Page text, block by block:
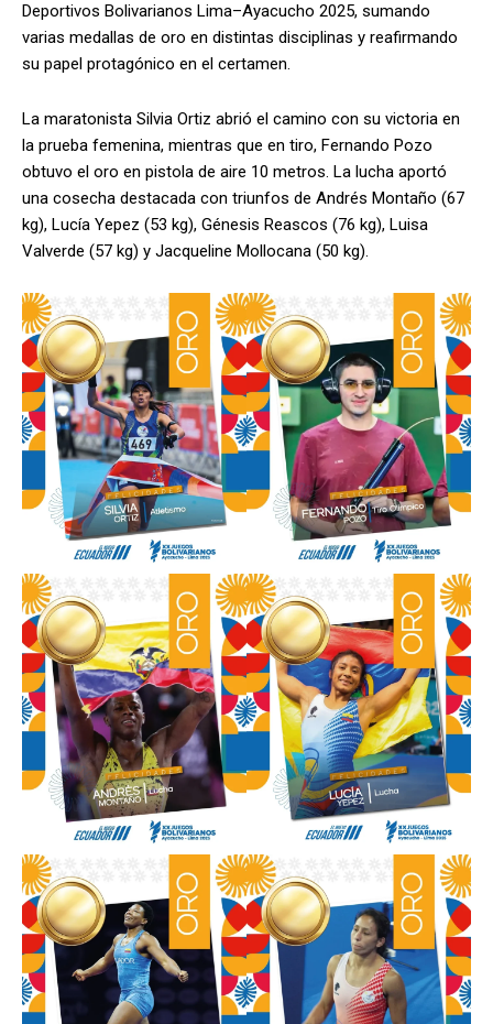
Deportivos Bolivarianos Lima–Ayacucho 2025, sumando
varias medallas de oro en distintas disciplinas y reafirmando
su papel protagónico en el certamen.
La maratonista Silvia Ortiz abrió el camino con su victoria en
la prueba femenina, mientras que en tiro, Fernando Pozo
obtuvo el oro en pistola de aire 10 metros. La lucha aportó
una cosecha destacada con triunfos de Andrés Montaño (67
kg), Lucía Yepez (53 kg), Génesis Reascos (76 kg), Luisa
Valverde (57 kg) y Jacqueline Mollocana (50 kg).